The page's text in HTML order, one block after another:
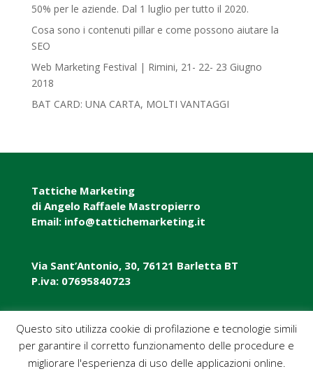
50% per le aziende. Dal 1 luglio per tutto il 2020.
Cosa sono i contenuti pillar e come possono aiutare la
SEO
Web Marketing Festival | Rimini, 21- 22- 23 Giugno
2018‎
BAT CARD: UNA CARTA, MOLTI VANTAGGI
Tattiche Marketing
di Angelo Raffaele Mastropierro
Email: info@tattichemarketing.it
Via Sant’Antonio, 30, 76121 Barletta BT
P.iva: 07695840723
P.iva: 07695840723
Pec: tattichemarketing@pec.it
Questo sito utilizza cookie di profilazione e tecnologie simili
per garantire il corretto funzionamento delle procedure e
migliorare l'esperienza di uso delle applicazioni online.